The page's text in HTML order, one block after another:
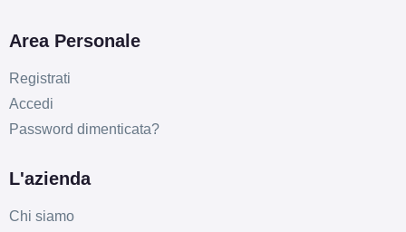
Area Personale
Registrati
Accedi
Password dimenticata?
L'azienda
Chi siamo